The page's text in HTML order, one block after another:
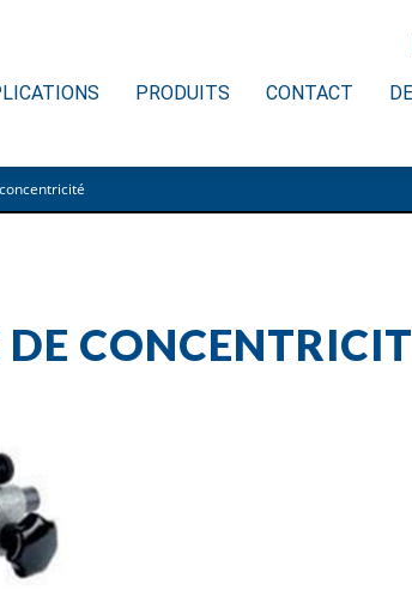
PRODUITS CONTACT